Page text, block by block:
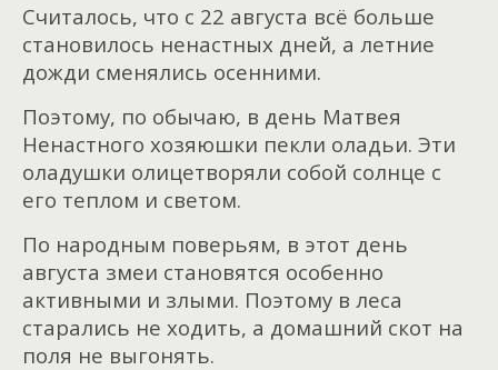
Считалось, что с 22 августа всё больше
становилось ненастных дней, а летние
дожди сменялись осенними.
Поэтому, по обычаю, в день Матвея
Ненастного хозяюшки пекли оладьи. Эти
оладушки олицетворяли собой солнце с
его теплом и светом.
По народным поверьям, в этот день
августа змеи становятся особенно
активными и злыми. Поэтому в леса
старались не ходить, а домашний скот на
поля не выгонять.